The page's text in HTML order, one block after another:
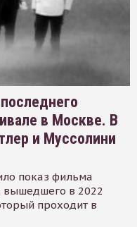
в Москве. В
и Муссолини
показ фильма
вышедшего в 2022
проходит в